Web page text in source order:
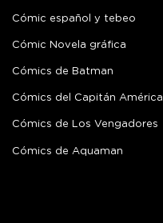
Cómic español y tebeo
Cómic Novela gráfica
Cómics de Batman
Cómics del Capitán América
Cómics de Los Vengadores
Cómics de Aquaman